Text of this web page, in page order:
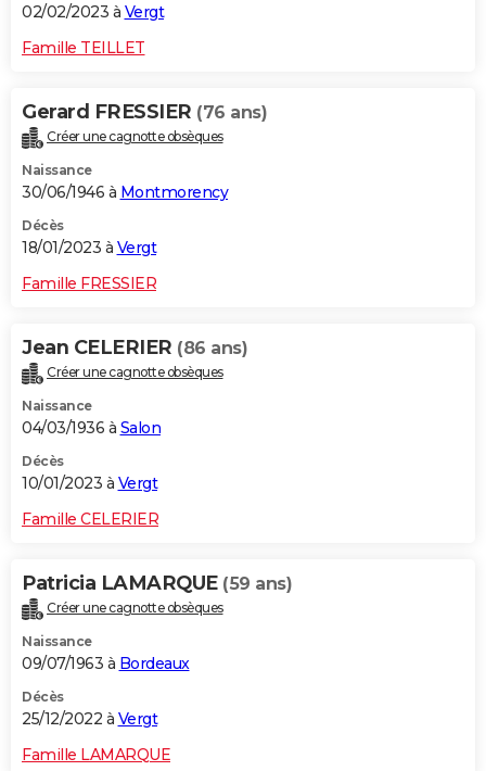
02/02/2023 à Vergt
Famille TEILLET
Gerard FRESSIER (76 ans)
Créer une cagnotte obsèques
Naissance
30/06/1946 à Montmorency
Décès
18/01/2023 à Vergt
Famille FRESSIER
Jean CELERIER (86 ans)
Créer une cagnotte obsèques
Naissance
04/03/1936 à Salon
Décès
10/01/2023 à Vergt
Famille CELERIER
Patricia LAMARQUE (59 ans)
Créer une cagnotte obsèques
Naissance
09/07/1963 à Bordeaux
Décès
25/12/2022 à Vergt
Famille LAMARQUE